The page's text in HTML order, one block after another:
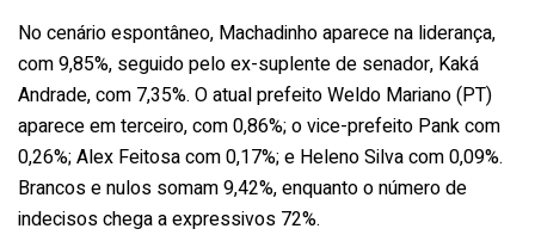
No cenário espontâneo, Machadinho aparece na liderança,
com 9,85%, seguido pelo ex-suplente de senador, Kaká
Andrade, com 7,35%. O atual prefeito Weldo Mariano (PT)
aparece em terceiro, com 0,86%; o vice-prefeito Pank com
0,26%; Alex Feitosa com 0,17%; e Heleno Silva com 0,09%.
Brancos e nulos somam 9,42%, enquanto o número de
indecisos chega a expressivos 72%.